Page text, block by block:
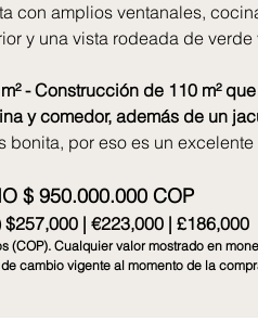
con amplios ventanales,
y una vista rodeada de verde
- Construcción de 110 m²
y comedor, además de un
por eso es un
$ 950.000.000 COP
| €223,000 |
(COP). Cualquier valor mostrado en
cambio vigente al momento de la